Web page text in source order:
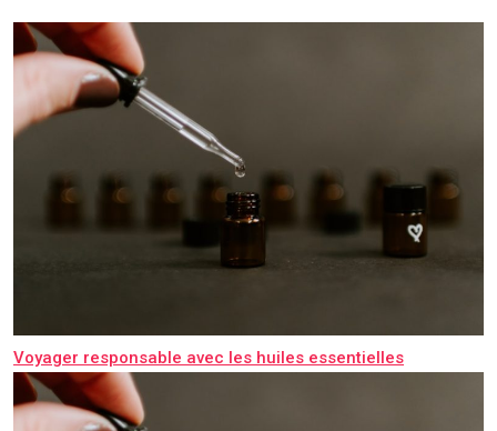
Voyager responsable avec les huiles essentielles